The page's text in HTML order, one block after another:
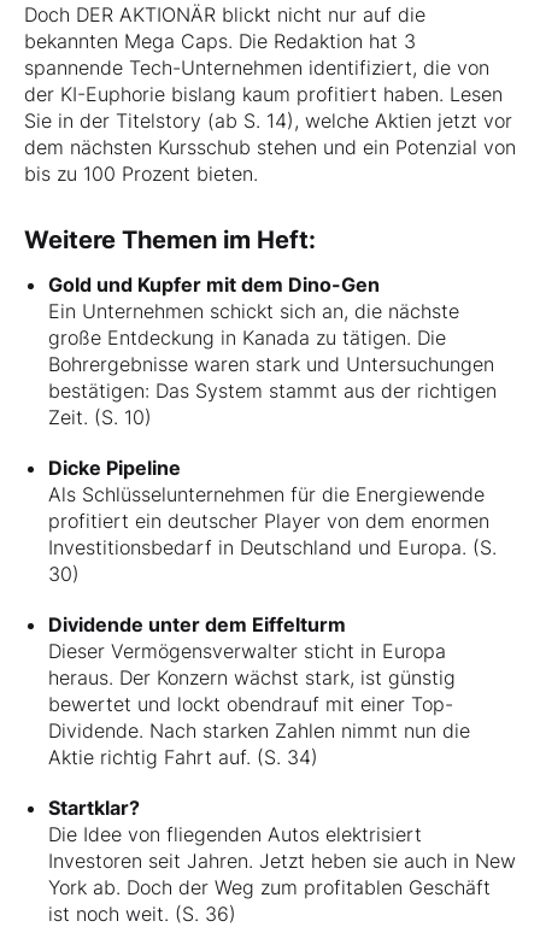
Doch DER AKTIONÄR blickt nicht nur auf die
bekannten Mega Caps. Die Redaktion hat 3
spannende Tech-Unternehmen identifiziert, die von
der KI-Euphorie bislang kaum profitiert haben. Lesen
Sie in der Titelstory (ab S. 14), welche Aktien jetzt vor
dem nächsten Kursschub stehen und ein Potenzial von
bis zu 100 Prozent bieten.
Weitere Themen im Heft:
Gold und Kupfer mit dem Dino-Gen
Ein Unternehmen schickt sich an, die nächste
große Entdeckung in Kanada zu tätigen. Die
Bohrergebnisse waren stark und Untersuchungen
bestätigen: Das System stammt aus der richtigen
Zeit. (S. 10)
Dicke Pipeline
Als Schlüsselunternehmen für die Energiewende
profitiert ein deutscher Player von dem enormen
Investitionsbedarf in Deutschland und Europa. (S.
30)
Dividende unter dem Eiffelturm
Dieser Vermögensverwalter sticht in Europa
heraus. Der Konzern wächst stark, ist günstig
bewertet und lockt obendrauf mit einer Top-
Dividende. Nach starken Zahlen nimmt nun die
Aktie richtig Fahrt auf. (S. 34)
Startklar?
Die Idee von fliegenden Autos elektrisiert
Investoren seit Jahren. Jetzt heben sie auch in New
York ab. Doch der Weg zum profitablen Geschäft
ist noch weit. (S. 36)